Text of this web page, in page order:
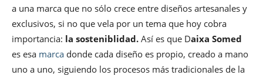
a una marca que no sólo crece entre diseños artesanales y
exclusivos, si no que vela por un tema que hoy cobra
importancia: la sosteniblidad. Así es que Daixa Somed
es esa marca donde cada diseño es propio, creado a mano
uno a uno, siguiendo los procesos más tradicionales de la